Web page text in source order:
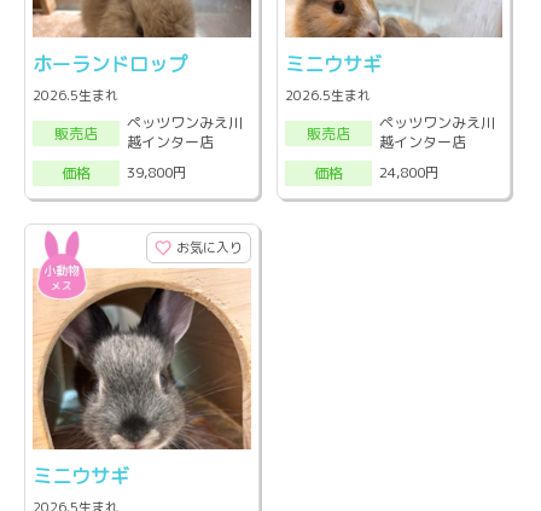
ホーランドロップ
2026.5生まれ
販売店
ペッツワンみえ川
越インター店
価格
39,800円
ミニウサギ
2026.5生まれ
販売店
ペッツワンみえ川
越インター店
価格
24,800円
お気に入り
ミニウサギ